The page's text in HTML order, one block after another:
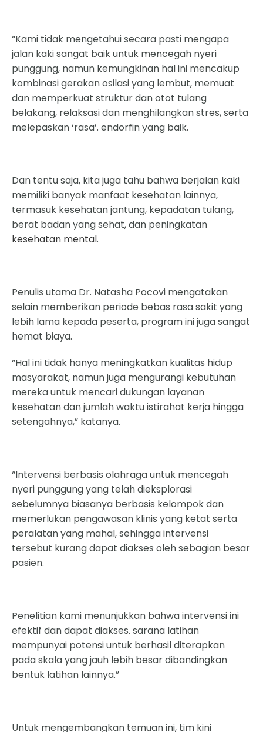
“Kami tidak mengetahui secara pasti mengapa
jalan kaki sangat baik untuk mencegah nyeri
punggung, namun kemungkinan hal ini mencakup
kombinasi gerakan osilasi yang lembut, memuat
dan memperkuat struktur dan otot tulang
belakang, relaksasi dan menghilangkan stres, serta
melepaskan ‘rasa’. endorfin yang baik.
Dan tentu saja, kita juga tahu bahwa berjalan kaki
memiliki banyak manfaat kesehatan lainnya,
termasuk kesehatan jantung, kepadatan tulang,
berat badan yang sehat, dan peningkatan
kesehatan mental.
Penulis utama Dr. Natasha Pocovi mengatakan
selain memberikan periode bebas rasa sakit yang
lebih lama kepada peserta, program ini juga sangat
hemat biaya.
“Hal ini tidak hanya meningkatkan kualitas hidup
masyarakat, namun juga mengurangi kebutuhan
mereka untuk mencari dukungan layanan
kesehatan dan jumlah waktu istirahat kerja hingga
setengahnya,” katanya.
“Intervensi berbasis olahraga untuk mencegah
nyeri punggung yang telah dieksplorasi
sebelumnya biasanya berbasis kelompok dan
memerlukan pengawasan klinis yang ketat serta
peralatan yang mahal, sehingga intervensi
tersebut kurang dapat diakses oleh sebagian besar
pasien.
Penelitian kami menunjukkan bahwa intervensi ini
efektif dan dapat diakses. sarana latihan
mempunyai potensi untuk berhasil diterapkan
pada skala yang jauh lebih besar dibandingkan
bentuk latihan lainnya.”
Untuk mengembangkan temuan ini, tim kini